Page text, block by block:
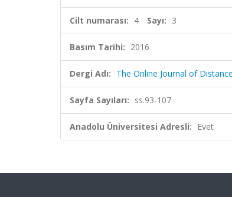
Cilt numarası: 4 Sayı: 3
Basım Tarihi: 2016
Dergi Adı: The Online Journal of
Sayfa Sayıları: ss.93-107
Anadolu Üniversitesi Adresli: Evet